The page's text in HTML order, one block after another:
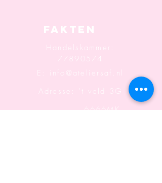
Fakten
Handelskammer:
77890574
info@ateliersaf.nl
Adresse: 't veld 3G
6666MK